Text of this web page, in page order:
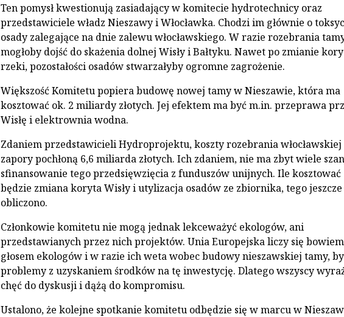
Ten pomysł kwestionują zasiadający w komitecie hydrotechnicy oraz
przedstawiciele władz Nieszawy i Włocławka. Chodzi im głównie o
osady zalegające na dnie zalewu włocławskiego. W razie rozebrania
mogłoby dojść do skażenia dolnej Wisły i Bałtyku. Nawet po zmianie
rzeki, pozostałości osadów stwarzałyby ogromne zagrożenie.
Większość Komitetu popiera budowę nowej tamy w Nieszawie, która ma
kosztować ok. 2 miliardy złotych. Jej efektem ma być m.in. przeprawa
Wisłę i elektrownia wodna.
Zdaniem przedstawicieli Hydroprojektu, koszty rozebrania włocławskiej
zapory pochłoną 6,6 miliarda złotych. Ich zdaniem, nie ma zbyt wiele
sfinansowanie tego przedsięwzięcia z funduszów unijnych. Ile kosztować
będzie zmiana koryta Wisły i utylizacja osadów ze zbiornika, tego
obliczono.
Członkowie komitetu nie mogą jednak lekceważyć ekologów, ani
przedstawianych przez nich projektów. Unia Europejska liczy się
głosem ekologów i w razie ich weta wobec budowy nieszawskiej tamy,
problemy z uzyskaniem środków na tę inwestycję. Dlatego wszyscy
chęć do dyskusji i dążą do kompromisu.
Ustalono, że kolejne spotkanie komitetu odbędzie się w marcu w